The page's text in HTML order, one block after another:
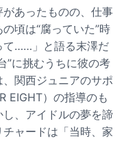
あったものの、仕事
頃は“腐っていた”時
て……」と語る末澤だ
”に挑むうちに彼の考
関西ジュニアのサポ
EIGHT）の指導のも
、アイドルの夢を諦
ャードは「当時、家